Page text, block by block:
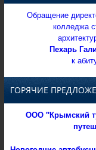
Обращение
колледжа
Пехарь
к
ГОРЯЧИЕ
ООО "Крымский